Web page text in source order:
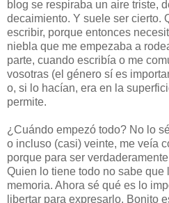
blog se respiraba un aire triste,
decaimiento. Y suele ser cierto.
escribir, porque entonces
niebla que me empezaba a
parte, cuando escribía o me
vosotras (el género sí es
o, si lo hacían, era en la
permite.
¿Cuándo empezó todo? No lo
o incluso (casi) veinte, me veía
porque para ser
Quien lo tiene todo no sabe que
memoria. Ahora sé qué es lo
libertar para expresarlo. Bonito